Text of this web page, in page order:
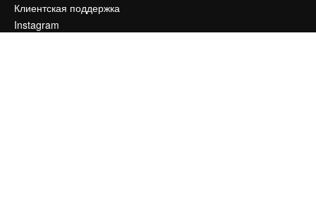
Клиентская поддержка
Instagram